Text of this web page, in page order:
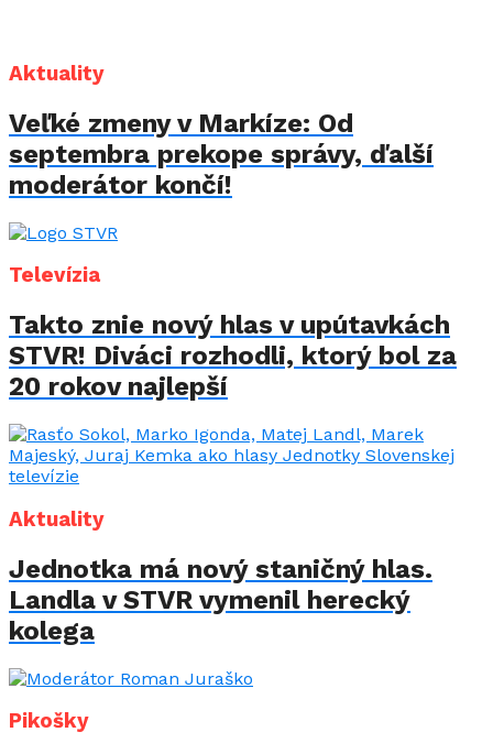
Aktuality
Veľké zmeny v Markíze: Od
septembra prekope správy, ďalší
moderátor končí!
Televízia
Takto znie nový hlas v upútavkách
STVR! Diváci rozhodli, ktorý bol za
20 rokov najlepší
Aktuality
Jednotka má nový staničný hlas.
Landla v STVR vymenil herecký
kolega
Pikošky